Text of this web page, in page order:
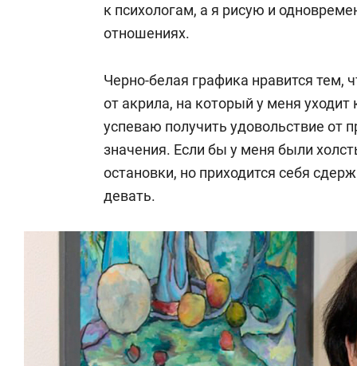
к психологам, а я рисую и
отношениях.
Черно-белая графика нравится тем,
от акрила, на который у меня
успеваю получить удовольствие от
значения. Если бы у меня были
остановки, но приходится себя
девать.